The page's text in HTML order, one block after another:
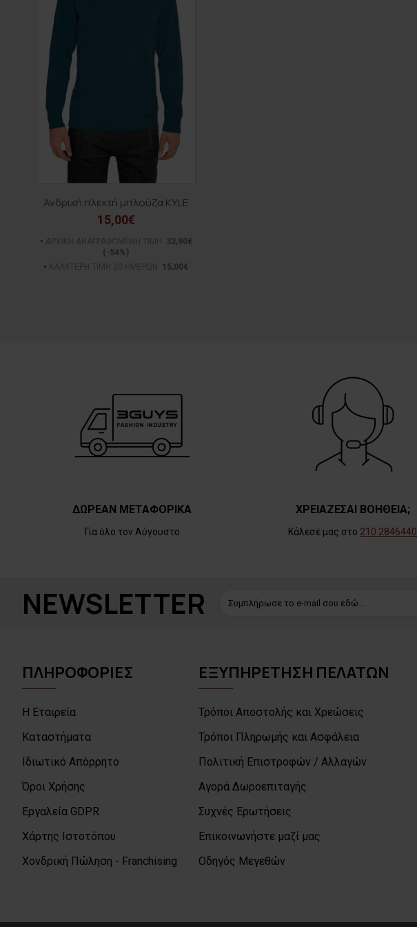
Ανδρική πλεκτή μπλούζα KYLE
15,00€
32,90€
(-54%)
15,00€
ΔΩΡΕΑΝ ΜΕΤΑΦΟΡΙΚΑ
Για όλο τον Αύγουστο
ΧΡΕΙΑΖΕΣΑΙ ΒΟΗΘΕΙΑ;
Κάλεσέ μας στο 210 2846440
NEWSLETTER
ΠΛΗΡΟΦΟΡΙΕΣ
Η Εταιρεία
Καταστήματα
Ιδιωτικό Απόρρητο
Όροι Χρήσης
Εργαλεία GDPR
Χάρτης Ιστοτόπου
Χονδρική Πώληση - Franchising
ΕΞΥΠΗΡΕΤΗΣΗ ΠΕΛΑΤΩΝ
Τρόποι Αποστολής και Χρεώσεις
Τρόποι Πληρωμής και Ασφάλεια
Πολιτική Επιστροφών / Αλλαγών
Αγορά Δωροεπιταγής
Συχνές Ερωτήσεις
Επικοινωνήστε μαζί μας
Οδηγός Μεγεθών